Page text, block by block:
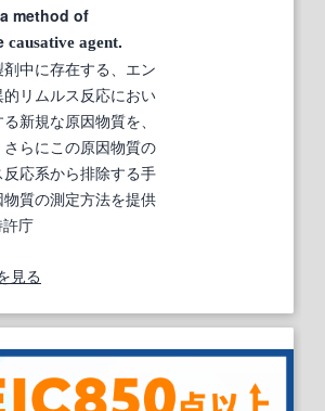
method of
causative agent.
中に存在する、エン
的リムルス反応におい
新規な原因物質を、
らにこの原因物質の
応系から排除する手
質の測定方法を提供
庁
見る